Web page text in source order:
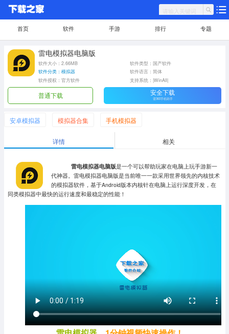
首页 软件 手游 排行 专题
雷电模拟器电脑版
软件大小：2.66MB
软件类型：国产软件
软件分类：模拟器
软件语言：简体
软件授权：官方软件
支持系统：|WinAll|
普通下载 安全下载
需360手机助手
安卓模拟器 模拟器合集 手机模拟器
详情 相关
雷电模拟器电脑版是一个可以帮助玩家在电脑上玩手游新一
代神器。雷电模拟器电脑版是当前唯一一款采用世界领先的内核技术
的模拟器软件，基于Android版本内核针在电脑上运行深度开发，在
同类模拟器中最快的运行速度和最稳定的性能！